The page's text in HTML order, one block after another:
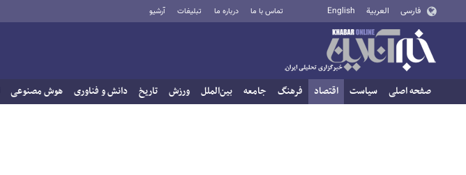
فارسی العربية English تماس با ما درباره ما تبلیغات آرشیو
صفحه اصلی سیاست اقتصاد فرهنگ جامعه بین‌الملل ورزش تاریخ دانش و فناوری هوش مصنوعی